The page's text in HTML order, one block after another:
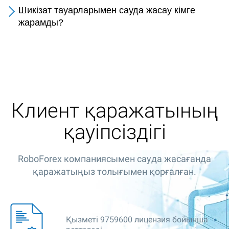
Шикізат тауарларымен сауда жасау кімге
жарамды?
Клиент қаражатының
қауіпсіздігі
RoboForex компаниясымен сауда жасағанда
қаражатыңыз толығымен қорғалған.
Қызметі 9759600 лицензия бойынша